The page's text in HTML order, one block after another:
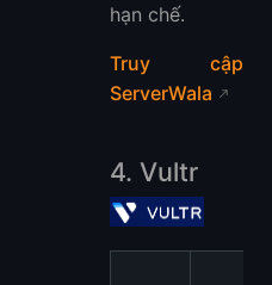
hạn chế.
Truy cập
ServerWala
4. Vultr